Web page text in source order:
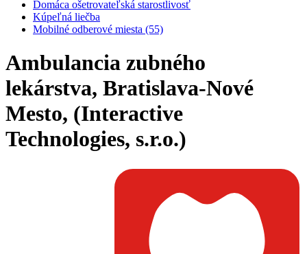
Domáca ošetrovateľská starostlivosť
Kúpeľná liečba
Mobilné odberové miesta (55)
Ambulancia zubného
lekárstva, Bratislava-Nové
Mesto, (Interactive
Technologies, s.r.o.)